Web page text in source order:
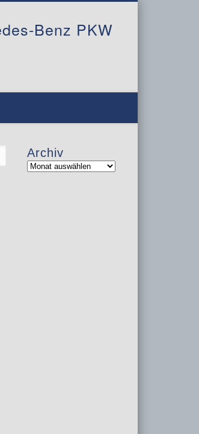
Benz PKW
Archiv
Archiv